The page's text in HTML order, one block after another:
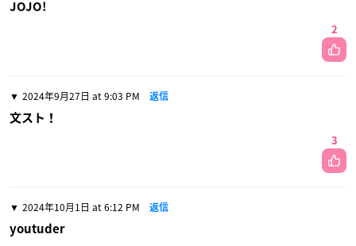
JOJO!
2
2024年9月27日 at 9:03 PM 返信
文スト！
3
2024年10月1日 at 6:12 PM 返信
youtuder